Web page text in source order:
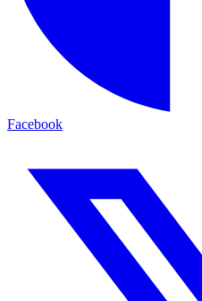
Facebook